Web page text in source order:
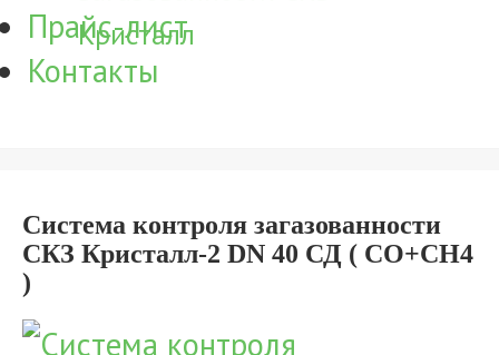
Прайс-лист
Контакты
Кристалл
Система контроля загазованности
СКЗ Кристалл-2 DN 40 СД ( CO+CH4
)